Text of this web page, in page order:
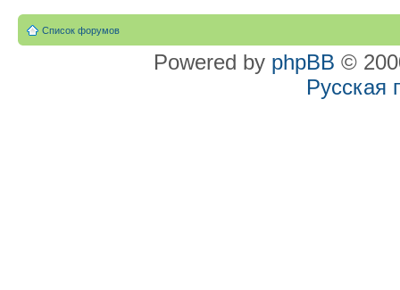
Список форумов
Powered by phpBB ©
Русская